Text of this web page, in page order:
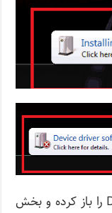
از Device manager ،control panel را باز کرده و بخش